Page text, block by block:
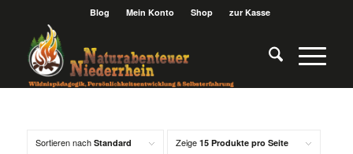
Blog Mein Konto Shop zur Kasse
Sortieren nach Standard Zeige 15 Produkte pro Seite